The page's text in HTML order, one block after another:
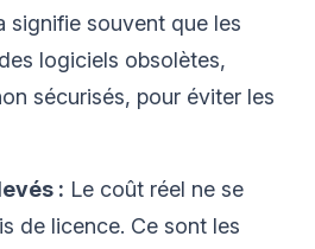
signifie souvent que les
logiciels obsolètes,
sécurisés, pour éviter les
: Le coût réel ne se
de licence. Ce sont les